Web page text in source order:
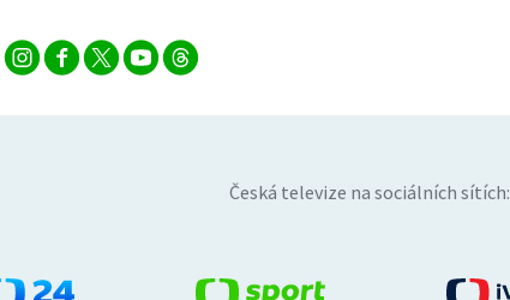
Česká televize na sociálních sítích: